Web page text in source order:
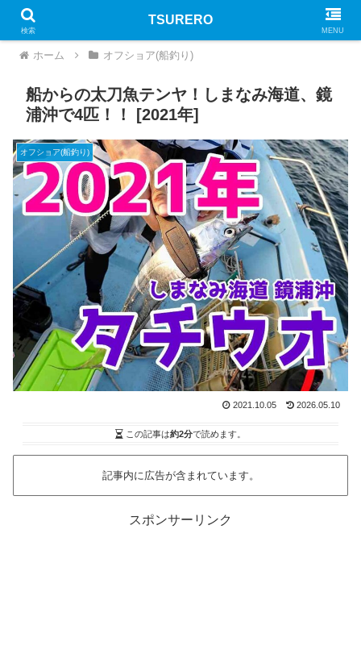
PR
ホーム オフショア(船釣り)
船からの太刀魚テンヤ！しまなみ海道、鏡
浦沖で4匹！！ [2021年]
オフショア(船釣り)
2021.10.05 2026.05.10
この記事は約2分で読めます。
記事内に広告が含まれています。
スポンサーリンク
検索
TSURERO
MENU